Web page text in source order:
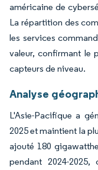
américaine de
La répartition des
les services
valeur, confirmant le
capteurs de niveau.
Analyse
L'Asie-Pacifique a
2025 et maintient la
ajouté 180
pendant 2024-